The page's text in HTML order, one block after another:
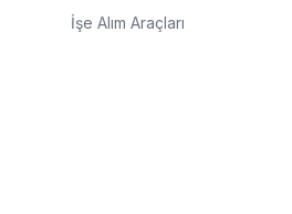
İşe Alım Araçları